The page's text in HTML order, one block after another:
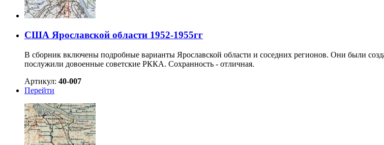
США Ярославской области 1952-1955гг
В сборник включены подробные варианты Ярославской области и соседних регионов. Они были
послужили довоенные советские РККА. Сохранность - отличная.
Артикул: 40-007
Перейти